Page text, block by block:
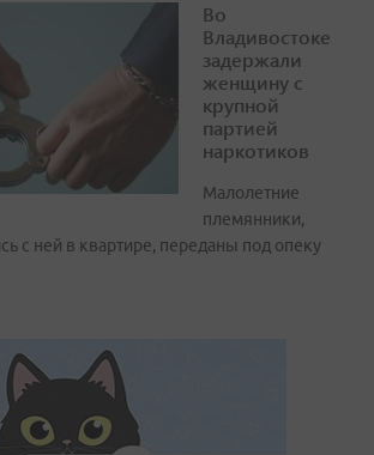
Во
Владивостоке
задержали
женщину с
крупной
партией
наркотиков
Малолетние
племянники,
с ней в квартире, переданы под опеку